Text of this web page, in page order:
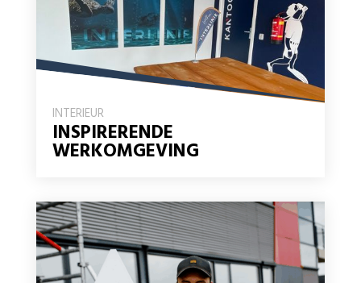
INTERIEUR
INSPIRERENDE
WERKOMGEVING